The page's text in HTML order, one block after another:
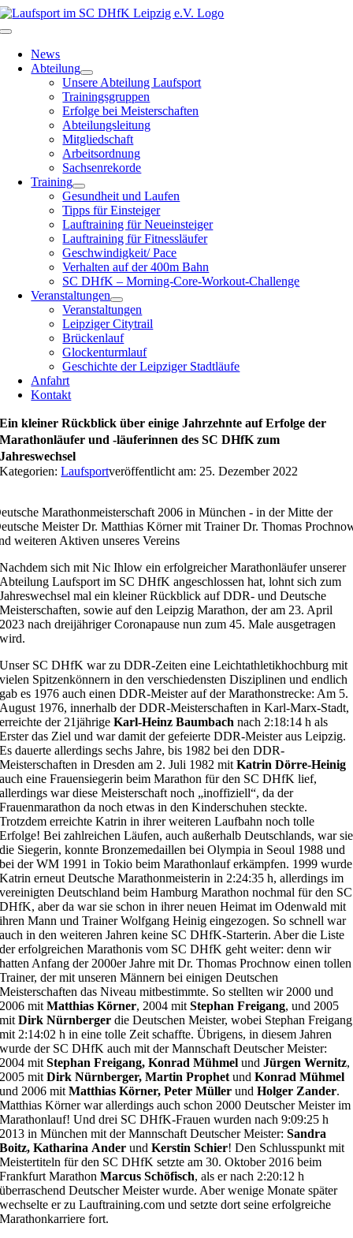
Zum
Inhalt
Toggle
Navigation
News
Abteilung
Unsere Abteilung Laufsport
Trainingsgruppen
Erfolge bei Meisterschaften
Abteilungsleitung
Mitgliedschaft
Arbeitsordnung
Sachsenrekorde
Training
Gesundheit und Laufen
Tipps für Einsteiger
Lauftraining für Neueinsteiger
Lauftraining für Fitnessläufer
Geschwindigkeit/ Pace
Verhalten auf der 400m Bahn
SC DHfK – Morning-Core-Workout-Challenge
Veranstaltungen
Veranstaltungen
Leipziger Citytrail
Brückenlauf
Glockenturmlauf
Geschichte der Leipziger Stadtläufe
Anfahrt
Kontakt
Ein kleiner Rückblick über einige Jahrzehnte auf Erfolge der
Marathonläufer und -läuferinnen des SC DHfK zum
Jahreswechsel
Kategorien:Laufsportveröffentlicht am: 25. Dezember 2022
Marathonmeisterschaft 2006 in München - in der Mitte der
Meister Dr. Matthias Körner mit Trainer Dr. Thomas
weiteren Aktiven unseres Vereins
Nachdem sich mit Nic Ihlow ein erfolgreicher Marathonläufer unserer
Abteilung Laufsport im SC DHfK angeschlossen hat, lohnt sich zum
Jahreswechsel mal ein kleiner Rückblick auf DDR- und Deutsche
Meisterschaften, sowie auf den Leipzig Marathon, der am 23. April
2023 nach dreijähriger Coronapause nun zum 45. Male ausgetragen
wird.
Unser SC DHfK war zu DDR-Zeiten eine Leichtathletikhochburg mit
vielen Spitzenkönnern in den verschiedensten Disziplinen und endlich
gab es 1976 auch einen DDR-Meister auf der Marathonstrecke: Am 5.
August 1976, innerhalb der DDR-Meisterschaften in Karl-Marx-Stadt,
erreichte der 21jährigeKarl-Heinz Baumbach nach 2:18:14 h als
Erster das Ziel und war damit der gefeierte DDR-Meister aus Leipzig.
Es dauerte allerdings sechs Jahre, bis 1982 bei den DDR-
Meisterschaften in Dresden am 2. Juli 1982 mitKatrin Dörre-Heinig
auch eine Frauensiegerin beim Marathon für den SC DHfK lief,
allerdings war diese Meisterschaft noch „inoffiziell“, da der
Frauenmarathon da noch etwas in den Kinderschuhen steckte.
Trotzdem erreichte Katrin in ihrer weiteren Laufbahn noch tolle
Erfolge! Bei zahlreichen Läufen, auch außerhalb Deutschlands, war sie
die Siegerin, konnte Bronzemedaillen bei Olympia in Seoul 1988 und
bei der WM 1991 in Tokio beim Marathonlauf erkämpfen. 1999 wurde
Katrin erneut Deutsche Marathonmeisterin in 2:24:35 h, allerdings im
vereinigten Deutschland beim Hamburg Marathon nochmal für den SC
DHfK, aber da war sie schon in ihrer neuen Heimat im Odenwald mit
ihren Mann und Trainer Wolfgang Heinig eingezogen. So schnell war
auch in den weiteren Jahren keine SC DHfK-Starterin. Aber die Liste
der erfolgreichen Marathonis vom SC DHfK geht weiter: denn wir
hatten Anfang der 2000er Jahre mit Dr. Thomas Prochnow einen tollen
Trainer, der mit unseren Männern bei einigen Deutschen
Meisterschaften das Niveau mitbestimmte. So stellten wir 2000 und
2006 mitMatthias Körner, 2004 mitStephan Freigang, und 2005
mitDirk Nürnberger die Deutschen Meister, wobei Stephan Freigang
mit 2:14:02 h in eine tolle Zeit schaffte. Übrigens, in diesem Jahren
wurde der SC DHfK auch mit der Mannschaft Deutscher Meister:
2004 mitStephan Freigang, Konrad Mühmelund Jürgen Wernitz,
2005 mitDirk Nürnberger, Martin Prophetund Konrad Mühmel
und 2006 mitMatthias Körner, Peter Müllerund Holger Zander.
Matthias Körner war allerdings auch schon 2000 Deutscher Meister im
Marathonlauf! Und drei SC DHfK-Frauen wurden nach 9:09:25 h
2013 in München mit der Mannschaft Deutscher Meister:Sandra
Boitz, Katharina Ander undKerstin Schier! Den Schlusspunkt mit
Meistertiteln für den SC DHfK setzte am 30. Oktober 2016 beim
Frankfurt MarathonMarcus Schöfisch, als er nach 2:20:12 h
überraschend Deutscher Meister wurde. Aber wenige Monate später
wechselte er zu Lauftraining.com und setzte dort seine erfolgreiche
Marathonkarriere fort.